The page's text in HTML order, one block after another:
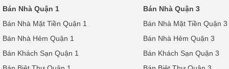
Bán Nhà Quận 1
Bán Nhà Quận 3
Bán Nhà Mặt Tiền Quận 1
Bán Nhà Mặt Tiền Quận 3
Bán Nhà Hẻm Quận 1
Bán Nhà Hẻm Quận 3
Bán Khách Sạn Quận 1
Bán Khách Sạn Quận 3